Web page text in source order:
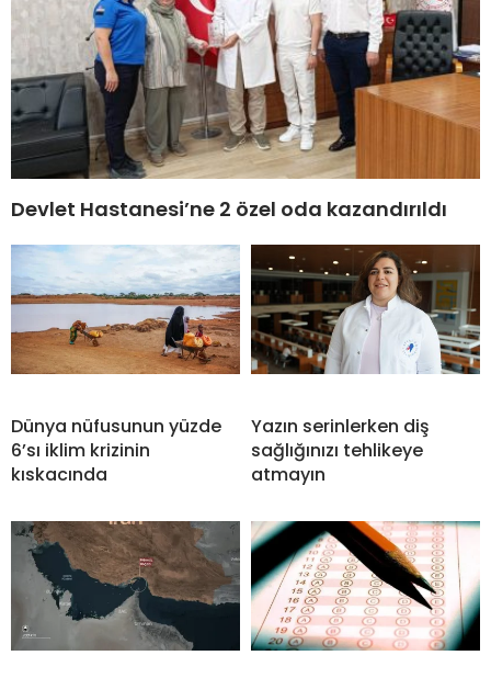
Devlet Hastanesi’ne 2 özel oda kazandırıldı
Dünya nüfusunun yüzde
6’sı iklim krizinin
kıskacında
Yazın serinlerken diş
sağlığınızı tehlikeye
atmayın